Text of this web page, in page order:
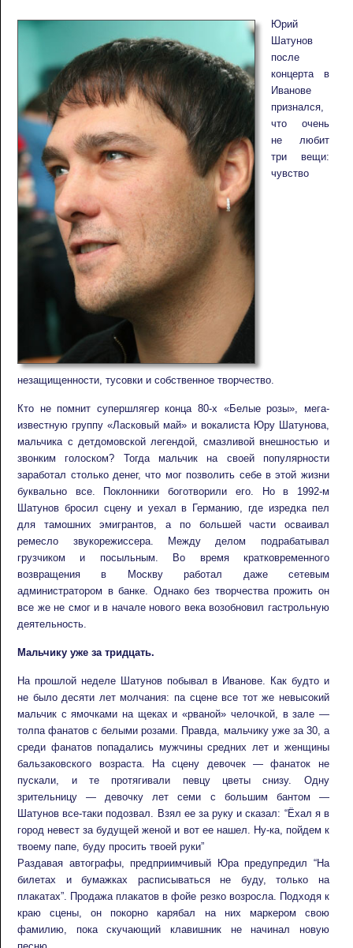
Юрий
Шатунов
после
концерта в
Иванове
признался,
что очень
не любит
три вещи:
чувство
незащищенности, тусовки и собственное творчество.
Кто не помнит супершлягер конца 80-х «Белые розы», мeгa-
известную группу «Ласковый май» и вокалиста Юру Шатунова,
мальчика с детдомовской легендой, смазливой внешностью и
звонким голоском? Тогда мальчик на своей популярности
заработал столько денег, что мог позволить себе в этой жизни
буквально все. Поклонники боготворили его. Но в 1992-м
Шатунов бросил сцену и уехал в Германию, где изредка пел
для тамошних эмигрантов, а по большей части осваивал
ремесло звукорежиссера. Между делом подрабатывал
грузчиком и посыльным. Во время кратковременного
возвращения в Москву работал даже сетевым
администратором в банке. Однако без творчества прожить он
все же не смог и в начале нового века возобновил гастрольную
деятельность.
Мальчику уже за тридцать.
На прошлой неделе Шатунов побывал в Иванове. Как будто и
не было десяти лет молчания: па сцене все тот же невысокий
мальчик с ямочками на щеках и «рваной» челочкой, в зале —
толпа фанатов с белыми розами. Правда, мальчику уже за 30, а
среди фанатов попадались мужчины средних лет и женщины
бальзаковского возраста. На сцену девочек — фанаток не
пускали, и те протягивали певцу цветы снизу. Одну
зрительницу — девочку лет семи с большим бантом —
Шатунов все-таки подозвал. Взял ее за руку и сказал: “Ёхал я в
город невест за будущей женой и вот ее нашел. Ну-ка, пойдем к
твоему папе, буду просить твоей руки”
Раздавая автографы, предприимчивый Юра предупредил “На
билетах и бумажках расписываться не буду, только на
плакатах”. Продажа плакатов в фойе резко возросла. Подходя к
краю сцены, он покорно карябал на них маркером свою
фамилию, пока скучающий клавишник не начинал новую